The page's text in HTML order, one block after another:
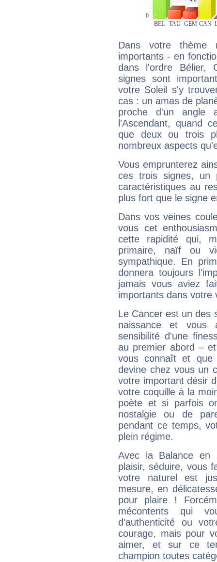
Dans votre thème
importants - en
dans l'ordre Bélier,
signes sont
votre Soleil s'y
cas : un amas de
proche d'un
l'Ascendant, quand
que deux ou trois
nombreux aspects
Vous emprunterez
ces trois signes, un
caractéristiques au
plus fort que le signe
Dans vos veines
vous cet
cette rapidité qui,
primaire, naïf ou
sympathique. En
donnera toujours
jamais vous aviez
importants dans votre
Le Cancer est un des
naissance et vous
sensibilité d'une
au premier abord –
vous connaît et
devine chez vous un
votre important désir
votre coquille à la
poète et si parfois
nostalgie ou de
pendant ce temps,
plein régime.
Avec la Balance en
plaisir, séduire, vous
votre naturel est
mesure, en
pour plaire !
mécontents qui
d'authenticité ou
courage, mais pour
aimer, et sur ce
champion toutes